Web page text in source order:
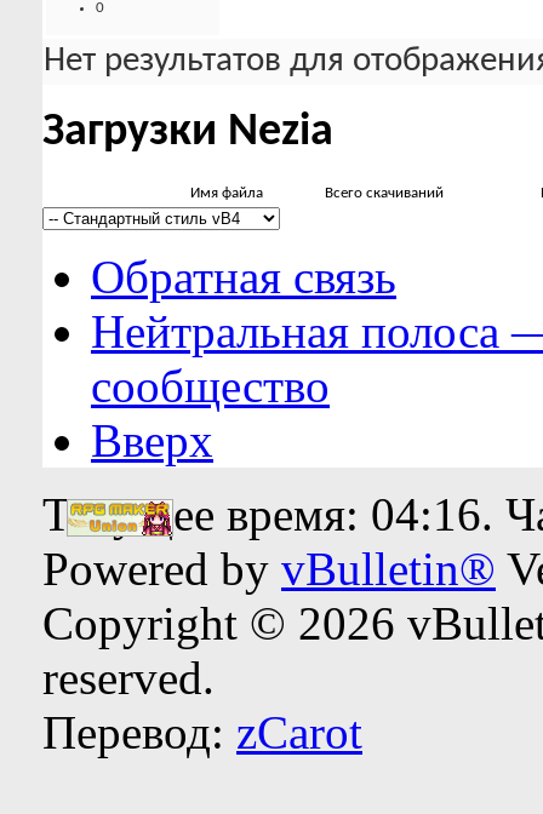
0
Нет результатов для
Загрузки Nezia
Имя файла Всего скачиваний
Обратная связь
Нейтральная полоса
сообщество
Вверх
Текущее время: 04:16.
Powered by vBulletin®
Copyright © 2026
reserved.
Перевод: zCarot